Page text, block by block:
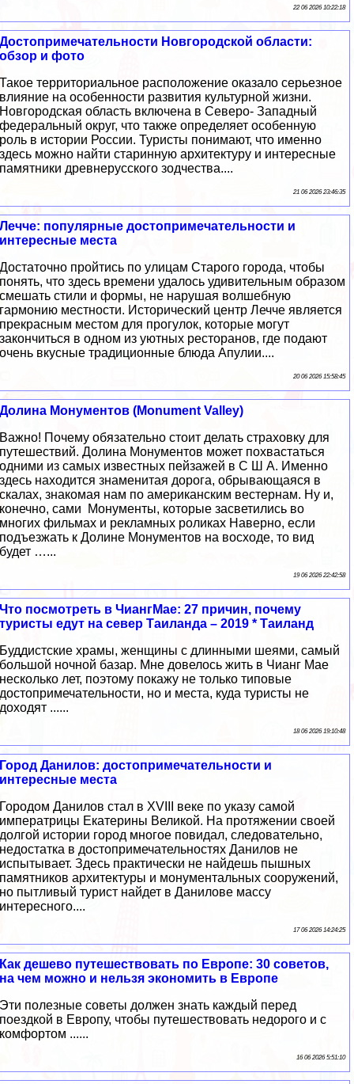
22 06 2026 10:22:18
Достопримечательности Новгородской области:
обзор и фото
Такое территориальное расположение оказало серьезное
влияние на особенности развития культурной жизни.
Новгородская область включена в Северо- Западный
федеральный округ, что также определяет особенную
роль в истории России. Туристы понимают, что именно
здесь можно найти старинную архитектуру и интересные
памятники древнерусского зодчества....
21 06 2026 23:46:35
Лечче: популярные достопримечательности и
интересные места
Достаточно пройтись по улицам Старого города, чтобы
понять, что здесь времени удалось удивительным образом
смешать стили и формы, не нарушая волшебную
гармонию местности. Исторический центр Лечче является
прекрасным местом для прогулок, которые могут
закончиться в одном из уютных ресторанов, где подают
очень вкусные традиционные блюда Апулии....
20 06 2026 15:58:45
Долина Монументов (Monument Valley)
Важно! Почему обязательно стоит делать страховку для
путешествий. Долина Монументов может похвастаться
одними из самых известных пейзажей в С Ш А. Именно
здесь находится знаменитая дорога, обрывающаяся в
скалах, знакомая нам по американским вестернам. Ну и,
конечно, сами Монументы, которые засветились во
многих фильмах и рекламных роликах Наверно, если
подъезжать к Долине Монументов на восходе, то вид
будет …...
19 06 2026 22:42:58
Что посмотреть в ЧиангМае: 27 причин, почему
туристы едут на север Таиланда – 2019 * Таиланд
Буддистские храмы, женщины с длинными шеями, самый
большой ночной базар. Мне довелось жить в Чианг Мае
несколько лет, поэтому покажу не только типовые
достопримечательности, но и места, куда туристы не
доходят ......
18 06 2026 19:10:48
Город Данилов: достопримечательности и
интересные места
Городом Данилов стал в XVIII веке по указу самой
императрицы Екатерины Великой. На протяжении своей
долгой истории город многое повидал, следовательно,
недостатка в достопримечательностях Данилов не
испытывает. Здесь практически не найдешь пышных
памятников архитектуры и монументальных сооружений,
но пытливый турист найдет в Данилове массу
интересного....
17 06 2026 14:24:25
Как дешево путешествовать по Европе: 30 советов,
на чем можно и нельзя экономить в Европе
Эти полезные советы должен знать каждый перед
поездкой в Европу, чтобы путешествовать недорого и с
комфортом ......
16 06 2026 5:51:10